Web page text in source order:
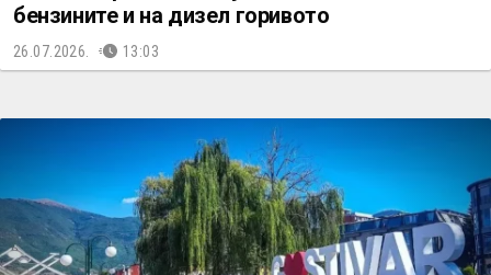
бензините и на дизел горивото
26.07.2026. 13:03